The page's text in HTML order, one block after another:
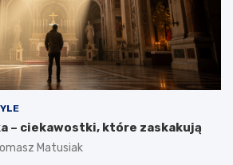
– ciekawostki, które zaskakują
Matusiak